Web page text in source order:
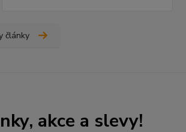
články
akce a slevy!